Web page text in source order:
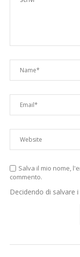
Salva il mio nome,
commento.
Decidendo di salvare